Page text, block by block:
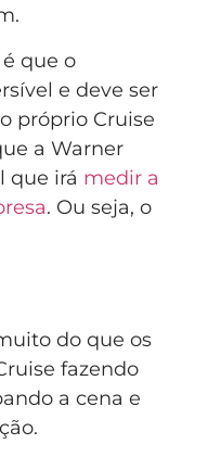
que o
e deve ser
próprio Cruise
a Warner
que irá medir a
. Ou seja, o
do que os
fazendo
a cena e